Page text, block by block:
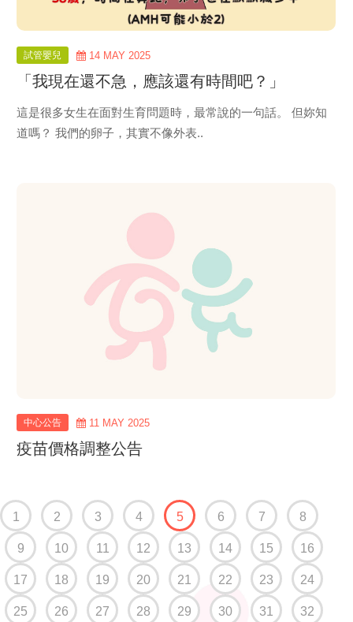
試管嬰兒 14 MAY 2025
「我現在還不急，應該還有時間吧？」
這是很多女生在面對生育問題時，最常說的一句話。 但妳知
道嗎？ 我們的卵子，其實不像外表..
view
more
中心公告 11 MAY 2025
疫苗價格調整公告
1 2 3 4 5(current)
6 7 8
9 10 11 12 13 14 15 16
17 18 19 20 21 22 23 24
25 26 27 28 29 30 31 32